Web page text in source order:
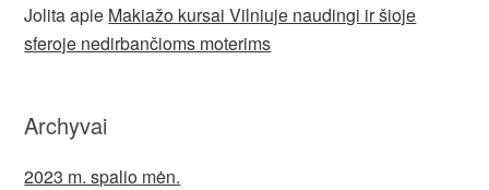
Jolitaapie Makiažo kursai Vilniuje naudingi ir šioje
sferoje nedirbančioms moterims
Archyvai
2023 m. spalio mėn.